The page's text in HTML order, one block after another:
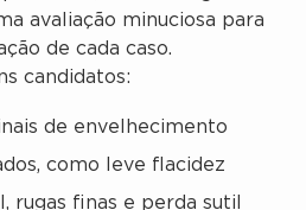
avaliação minuciosa para
de cada caso.
candidatos:
de envelhecimento
como leve flacidez
rugas finas e perda sutil